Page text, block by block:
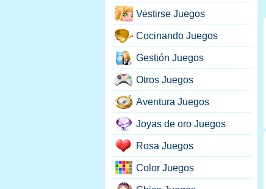
Vestirse Juegos
Cocinando Juegos
Gestión Juegos
Otros Juegos
Aventura Juegos
Joyas de oro Juegos
Rosa Juegos
Color Juegos